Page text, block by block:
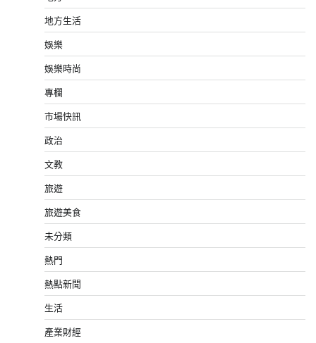
地方生活
娛樂
娛樂時尚
專欄
市場快訊
政治
文教
旅遊
旅遊美食
未分類
熱門
熱點新聞
生活
產業財經